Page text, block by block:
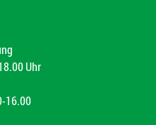
Uhr
16.00